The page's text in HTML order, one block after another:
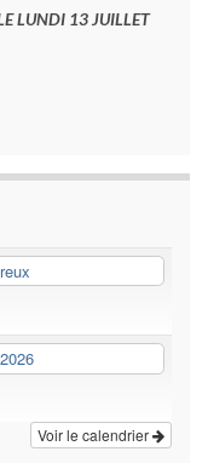
LUNDI 13 JUILLET
Voir le calendrier